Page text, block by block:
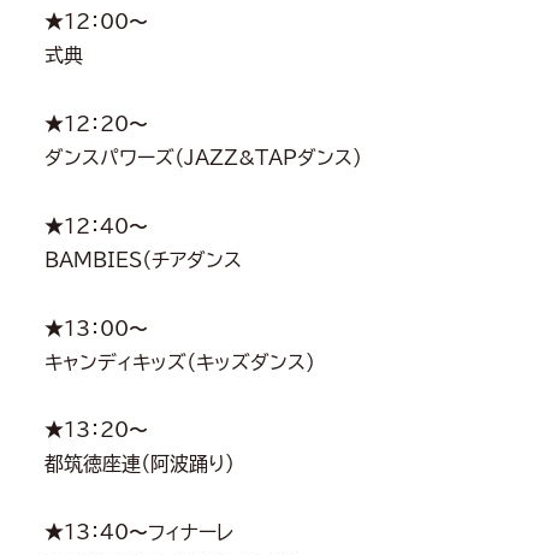
★12：00〜
式典
★12：20〜
ダンスパワーズ（JAZZ&TAPダンス）
★12：40〜
BAMBIES（チアダンス
★13：00〜
キャンディキッズ（キッズダンス）
★13：20〜
都筑徳座連（阿波踊り）
★13：40〜フィナーレ